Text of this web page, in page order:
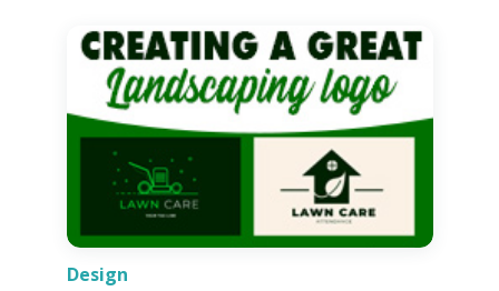
Design